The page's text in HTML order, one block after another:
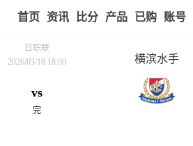
首页 赢家视点赛事比分实战版入口
我的
日职联
2026/03/18 18:00
vs
完
横滨水手